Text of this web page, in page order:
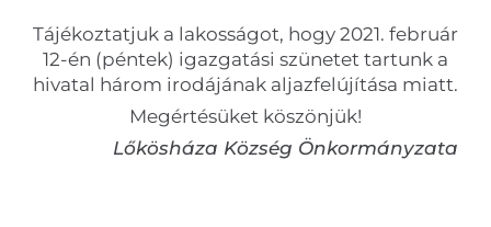
Választás
Tájékoztatjuk a lakosságot, hogy 2021. február
12-én (péntek) igazgatási szünetet tartunk a
hivatal három irodájának aljazfelújítása miatt.
Megértésüket köszönjük!
Lőkösháza Község Önkormányzata